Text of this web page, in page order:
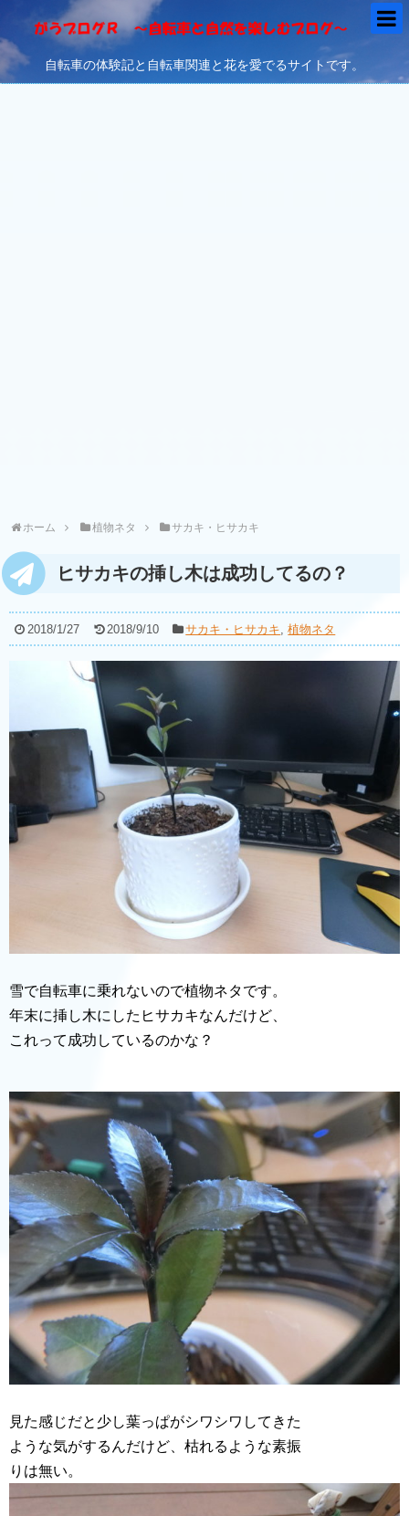
自転車の体験記と自転車関連と花を愛でるサイトです。
ホーム 植物ネタ サカキ・ヒサカキ
ヒサカキの挿し木は成功してるの？
2018/1/27 2018/9/10 サカキ・ヒサカキ,植物ネタ
雪で自転車に乗れないので植物ネタです。
年末に挿し木にしたヒサカキなんだけど、
これって成功しているのかな？
見た感じだと少し葉っぱがシワシワしてきた
ような気がするんだけど、枯れるような素振
りは無い。